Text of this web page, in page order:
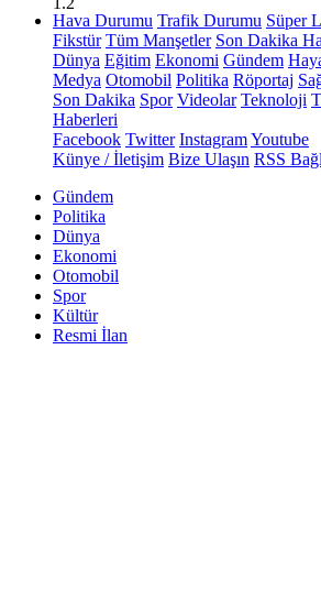
Hava Durumu Trafik Durumu Süper
Fikstür Tüm Manşetler Son Dakika
Dünya Eğitim Ekonomi Gündem
Medya Otomobil Politika Röportaj
Son Dakika Spor Videolar Teknoloji
Haberleri
Facebook Twitter InstagramYoutube
Künye / İletişim Bize Ulaşın RSS
Gündem
Politika
Dünya
Ekonomi
Otomobil
Spor
Kültür
Resmi İlan